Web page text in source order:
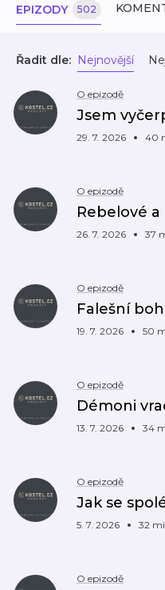
EPIZODY 502
Řadit dle: Nejnovější
O epizodě
Jsem
29. 7. 2026 40
O epizodě
Rebelové a
26. 7. 2026 37
O epizodě
Falešní
19. 7. 2026 50
O epizodě
Démoni
13. 7. 2026 34
O epizodě
Jak se
5. 7. 2026 32
O epizodě